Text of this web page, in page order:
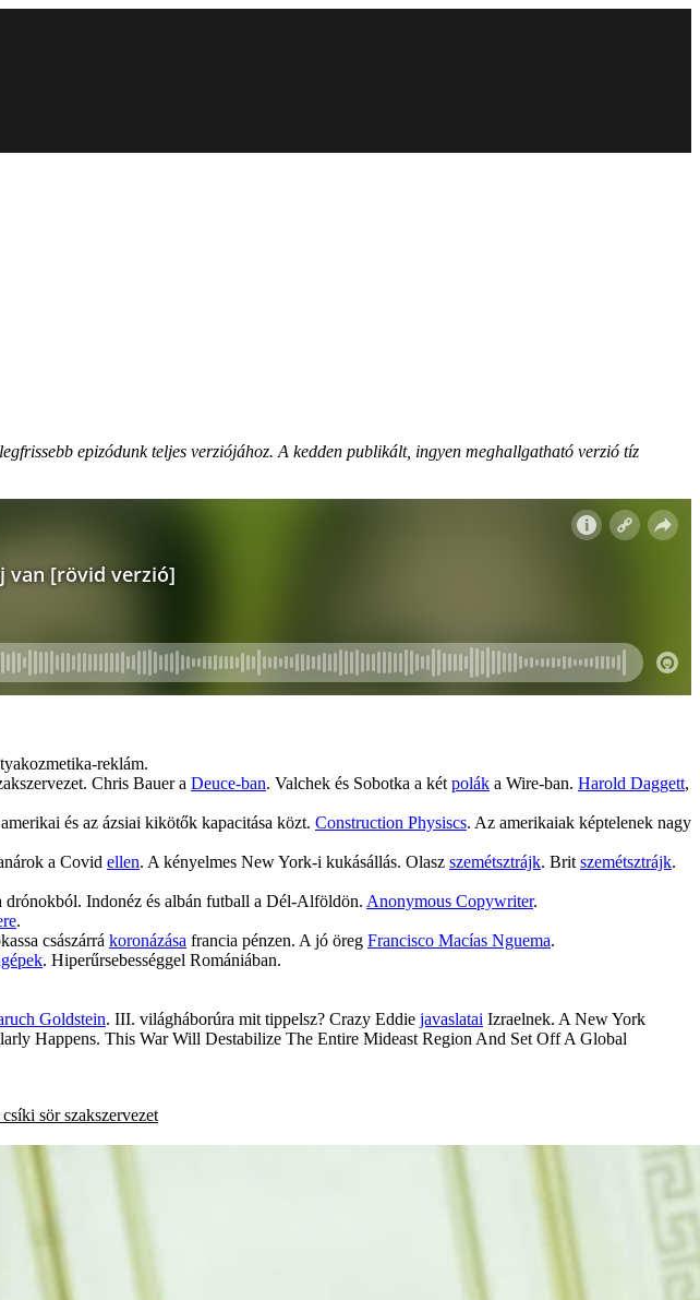
epizódunk teljes verziójához. A kedden publikált, ingyen meghallgatható verzió tíz
reklám.
Chris Bauer a Deuce-ban. Valchek és Sobotka a két polák a Wire-ban. Harold Daggett,
és az ázsiai kikötők kapacitása közt. Construction Physiscs. Az amerikaiak képtelenek nagy
a Covid ellen. A kényelmes New York-i kukásállás. Olasz szemétsztrájk. Brit szemétsztrájk.
drónokból. Indonéz és albán futball a Dél-Alföldön. Anonymous Copywriter.
.
császárrá koronázása francia pénzen. A jó öreg Francisco Macías Nguema.
. Hiperűrsebességgel Romániában.
Goldstein. III. világháborúra mit tippelsz? Crazy Eddie javaslatai Izraelnek. A New York
Happens. This War Will Destabilize The Entire Mideast Region And Set Off A Global
csíki sör szakszervezet